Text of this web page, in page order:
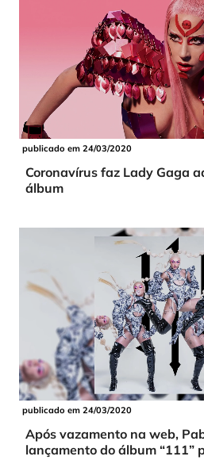
publicado em 24/03/2020
Coronavírus faz Lady Gaga
álbum
publicado em 24/03/2020
Após vazamento na web,
lançamento do álbum “111”